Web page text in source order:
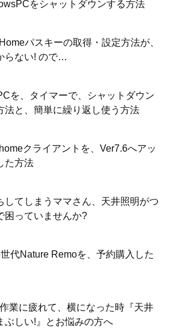
をシャットダウンする方法
パスキーの取得・設定方法が、
らない! ので…
を、タイマーで、シャットダウン
法と、簡単に繰り返し使う方法
クライアントを、Ver7.6へアッ
た方法
してしまうママさん、天井照明がつ
困っていませんか?
代Nature Remoを、予約購入した
業に疲れて、横になった時『天井
ぶしい!』とお悩みの方へ